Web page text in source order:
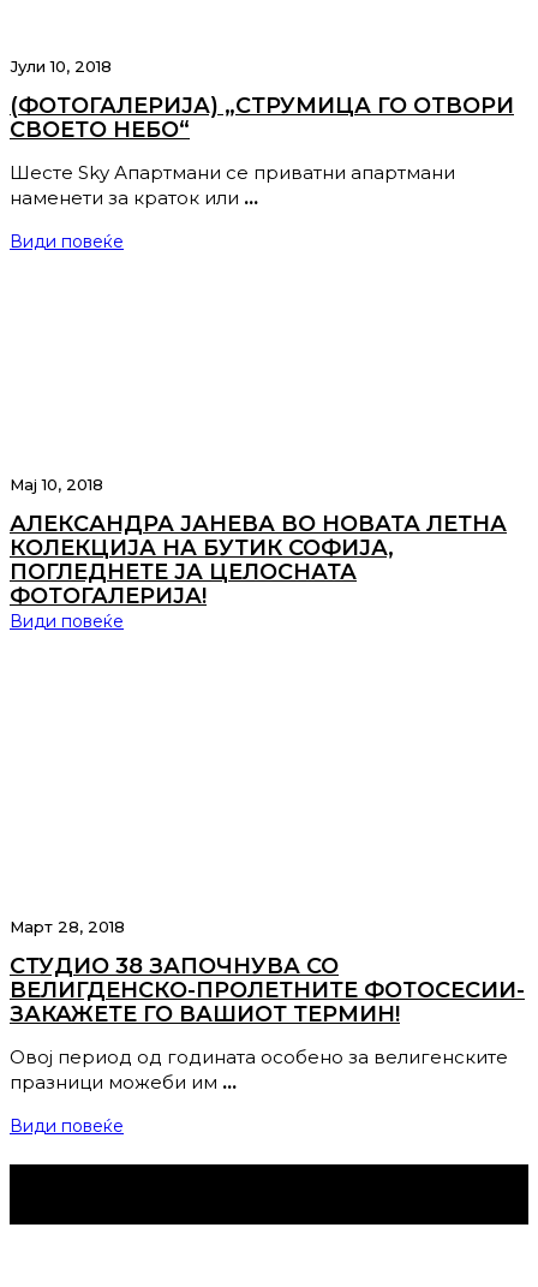
Јули 10, 2018
(ФОТОГАЛЕРИЈА) „СТРУМИЦА ГО ОТВОРИ
СВОЕТО НЕБО“
Шесте Sky Апартмани се приватни апартмани
наменети за краток или …
Види повеќе
Мај 10, 2018
АЛЕКСАНДРА ЈАНЕВА ВО НОВАТА ЛЕТНА
КОЛЕКЦИЈА НА БУТИК СОФИЈА,
ПОГЛЕДНЕТЕ ЈА ЦЕЛОСНАТА
ФОТОГАЛЕРИЈА!
Види повеќе
Март 28, 2018
СТУДИО 38 ЗАПОЧНУВА СО
ВЕЛИГДЕНСКО-ПРОЛЕТНИТЕ ФОТОСЕСИИ-
ЗАКАЖЕТЕ ГО ВАШИОТ ТЕРМИН!
Овој период од годината особено за велигенските
празници можеби им …
Види повеќе